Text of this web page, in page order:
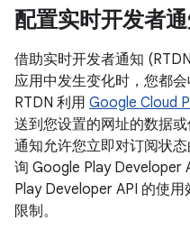
配置实时开发者
借助实时开发者通知
应用中发生变化时，您都会
RTDN 利用 Google Cloud
送到您设置的网址的数据或
通知允许您立即对订阅状
询 Google Play Developer
Play Developer API 的使
限制。